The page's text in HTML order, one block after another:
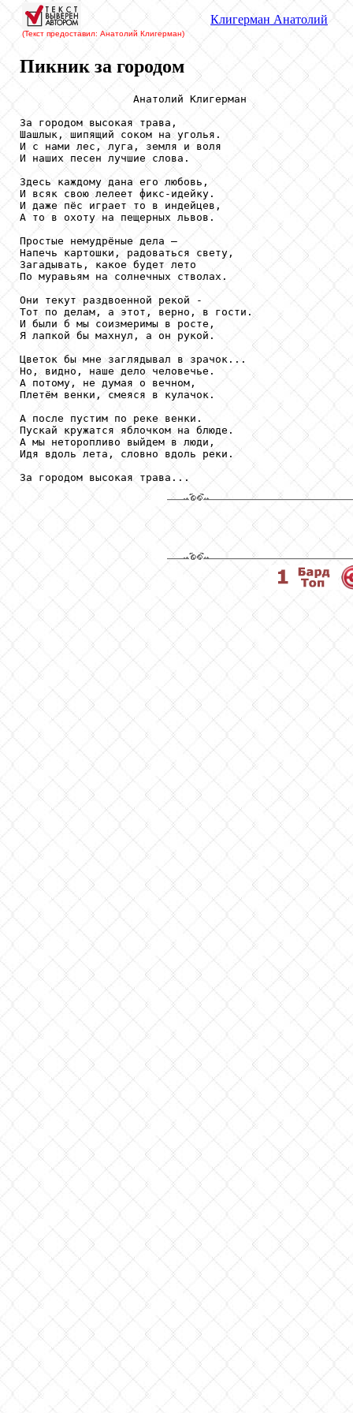
(Текст предоставил: Анатолий Клигерман)
Клигерман Анатолий
Пикник за городом
                  Анатолий Клигерман
За городом высокая трава,
Шашлык, шипящий соком на уголья.
И с нами лес, луга, земля и воля
И наших песен лучшие слова.
Здесь каждому дана его любовь,
И всяк свою лелеет фикс-идейку.
И даже пёс играет то в индейцев,
А то в охоту на пещерных львов.
Простые немудрёные дела –
Напечь картошки, радоваться свету,
Загадывать, какое будет лето
По муравьям на солнечных стволах.
Они текут раздвоенной рекой -
Тот по делам, а этот, верно, в гости.
И были б мы соизмеримы в росте,
Я лапкой бы махнул, а он рукой.
Цветок бы мне заглядывал в зрачок...
Но, видно, наше дело человечье.
А потому, не думая о вечном,
Плетём венки, смеяся в кулачок.
А после пустим по реке венки.
Пускай кружатся яблочком на блюде.
А мы неторопливо выйдем в люди,
Идя вдоль лета, словно вдоль реки.